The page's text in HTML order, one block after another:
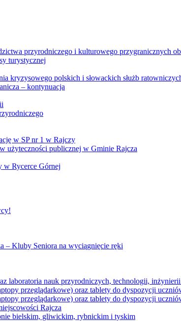
przyrodniczego i kulturowego przygranicznych
turystycznej
kryzysowego polskich i słowackich służb
– kontynuacja
w SP nr 1 w Rajczy
użyteczności publicznej w Gminie Rajcza
w Rycerce Górnej
– Kluby Seniora na wyciągnięcie ręki
laboratoria nauk przyrodniczych, technologii,
przeglądarkowe) oraz tablety do dyspozycji
przeglądarkowe) oraz tablety do dyspozycji
Rajcza
bielskim, gliwickim, rybnickim i tyskim